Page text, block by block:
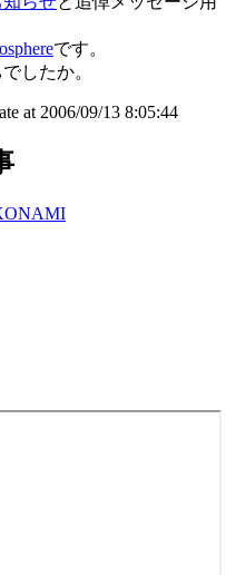
です。
したか。
at 2006/09/13 8:05:44